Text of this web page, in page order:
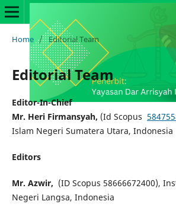
Home / Editorial Team
Editorial Team
Editor-In-Chief
Mr. Heri Firmansyah, (Id Scopus
Islam Negeri Sumatera Utara, Indonesia
Editors
Mr. Azwir, (ID Scopus 58666672400),
Negeri Langsa, Indonesia